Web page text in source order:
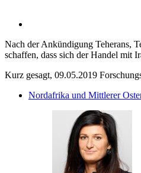
Nach der Ankündigung Teherans,
schaffen, dass sich der Handel mit
Kurz gesagt, 09.05.2019
Nordafrika und Mittlerer